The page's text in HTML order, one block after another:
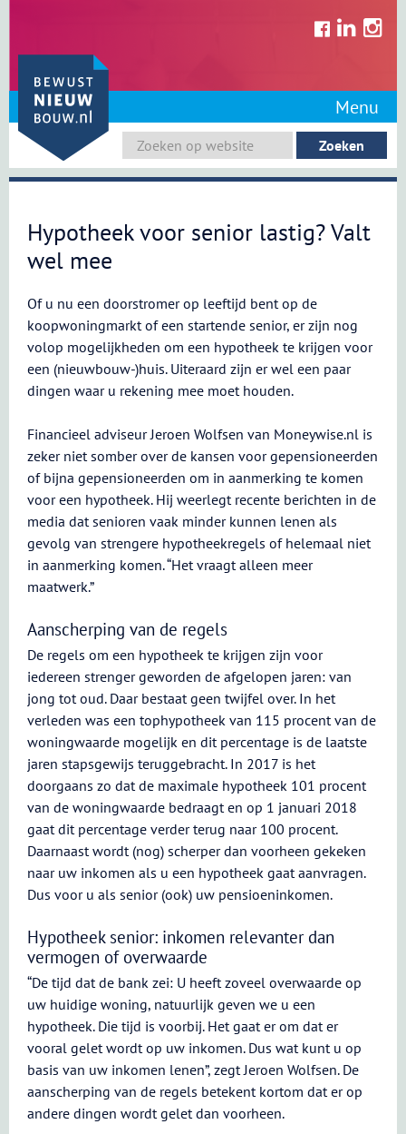
content
Menu
Hypotheek voor senior lastig? Valt
wel mee
Of u nu een doorstromer op leeftijd bent op de
koopwoningmarkt of een startende senior, er zijn nog
volop mogelijkheden om een hypotheek te krijgen voor
een (nieuwbouw-)huis. Uiteraard zijn er wel een paar
dingen waar u rekening mee moet houden.
Financieel adviseur Jeroen Wolfsen van Moneywise.nl is
zeker niet somber over de kansen voor gepensioneerden
of bijna gepensioneerden om in aanmerking te komen
voor een hypotheek. Hij weerlegt recente berichten in de
media dat senioren vaak minder kunnen lenen als
gevolg van strengere hypotheekregels of helemaal niet
in aanmerking komen. “Het vraagt alleen meer
maatwerk.”
Aanscherping van de regels
De regels om een hypotheek te krijgen zijn voor
iedereen strenger geworden de afgelopen jaren: van
jong tot oud. Daar bestaat geen twijfel over. In het
verleden was een tophypotheek van 115 procent van de
woningwaarde mogelijk en dit percentage is de laatste
jaren stapsgewijs teruggebracht. In 2017 is het
doorgaans zo dat de maximale hypotheek 101 procent
van de woningwaarde bedraagt en op 1 januari 2018
gaat dit percentage verder terug naar 100 procent.
Daarnaast wordt (nog) scherper dan voorheen gekeken
naar uw inkomen als u een hypotheek gaat aanvragen.
Dus voor u als senior (ook) uw pensioeninkomen.
Hypotheek senior: inkomen relevanter dan
vermogen of overwaarde
“De tijd dat de bank zei: U heeft zoveel overwaarde op
uw huidige woning, natuurlijk geven we u een
hypotheek. Die tijd is voorbij. Het gaat er om dat er
vooral gelet wordt op uw inkomen. Dus wat kunt u op
basis van uw inkomen lenen”, zegt Jeroen Wolfsen. De
aanscherping van de regels betekent kortom dat er op
andere dingen wordt gelet dan voorheen.